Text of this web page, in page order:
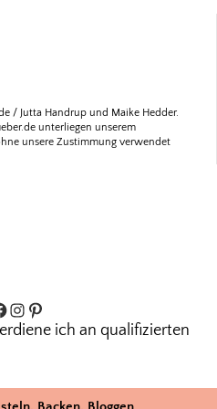
/ Jutta Handrup und Maike Hedder.
unterliegen unserem
unsere Zustimmung verwendet
Instagram
Pinterest
ich an qualifizierten